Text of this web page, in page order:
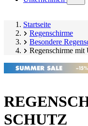
Startseite
Regenschirme
Besondere
Regenschirme mit
SCHUTZ